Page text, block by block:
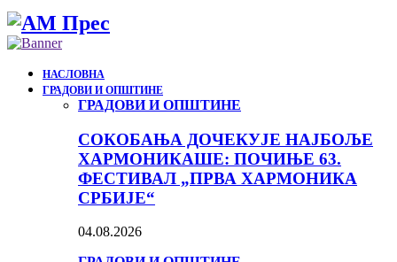
НАСЛОВНА
ГРАДОВИ И ОПШТИНЕ
ГРАДОВИ И ОПШТИНЕ
СОКОБАЊА ДОЧЕКУЈЕ НАЈБОЉЕ
ХАРМОНИКАШЕ: ПОЧИЊЕ 63.
ФЕСТИВАЛ „ПРВА ХАРМОНИКА
СРБИЈЕ“
04.08.2026